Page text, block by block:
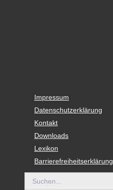
Impressum
Datenschutzerklärung
Kontakt
Downloads
Lexikon
Barrierefreiheitserklärung
Search
for: